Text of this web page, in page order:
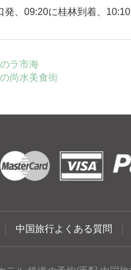
発、09:20に桂林到着、
ラ市海
尚水美食街
中国旅行よくある質問